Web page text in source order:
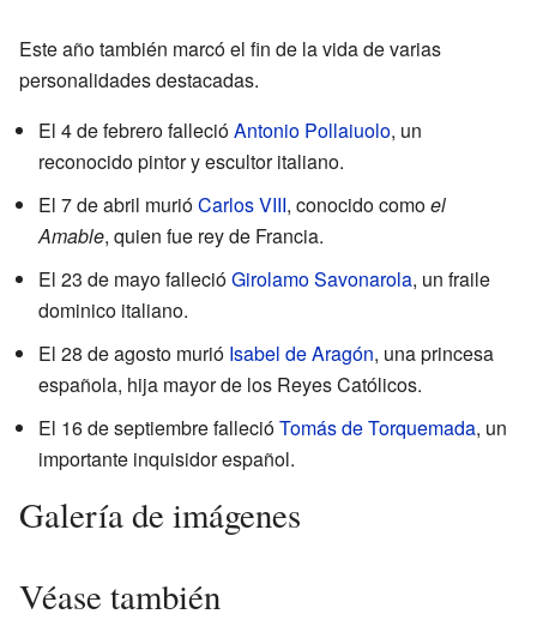
Este año también marcó el fin de la vida de varias
personalidades destacadas.
El 4 de febrero fallecióAntonio Pollaiuolo, un
reconocido pintor y escultor italiano.
El 7 de abril murióCarlos VIII, conocido comoel
Amable, quien fue rey de Francia.
El 23 de mayo fallecióGirolamo Savonarola, un fraile
dominico italiano.
El 28 de agosto murió Isabel de Aragón, una princesa
española, hija mayor de los Reyes Católicos.
El 16 de septiembre fallecióTomás de Torquemada, un
importante inquisidor español.
Galería de imágenes
Véase también